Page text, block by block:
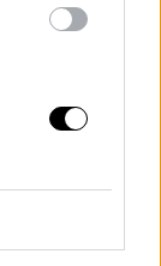
AERIAL YOGA